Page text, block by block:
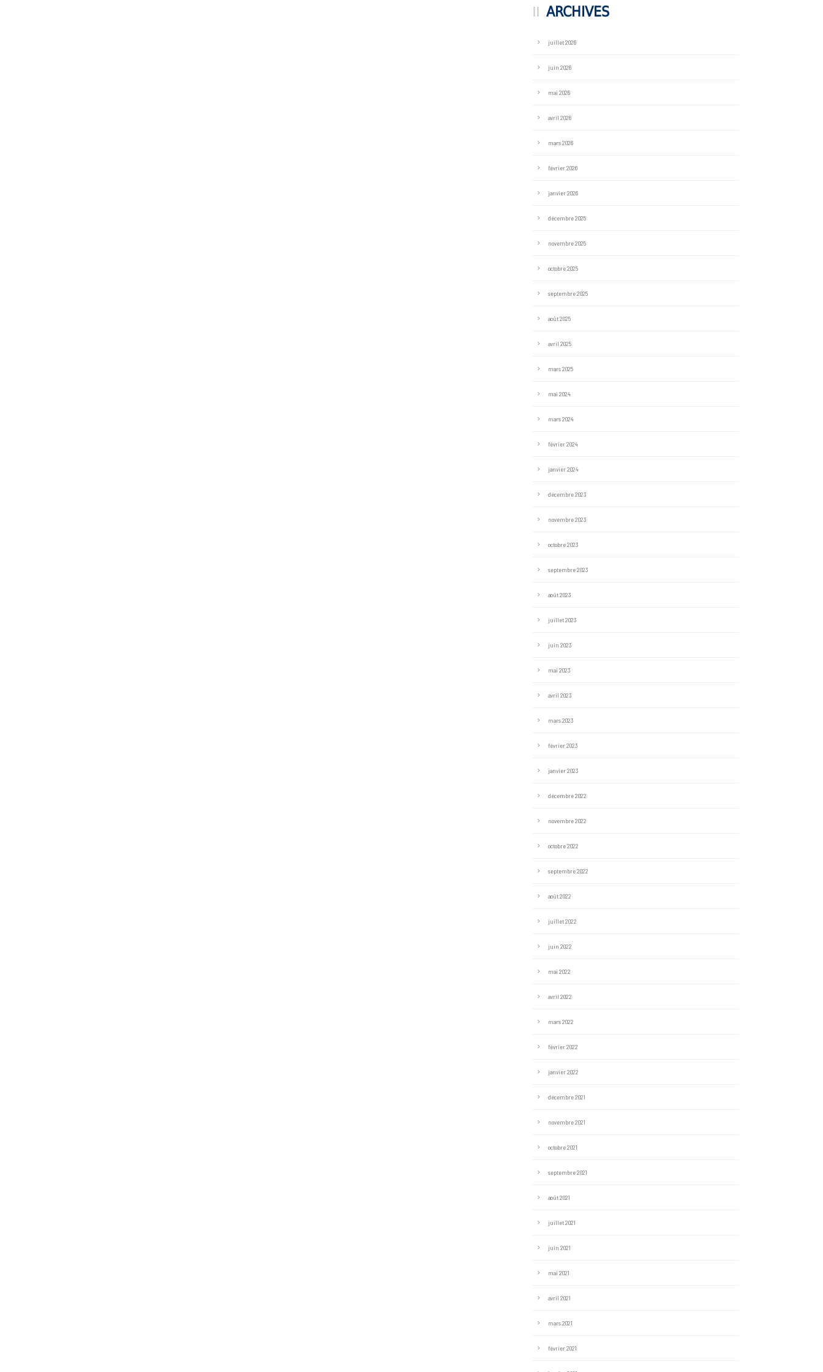
ARCHIVES
juillet 2026
juin 2026
mai 2026
avril 2026
mars 2026
février 2026
janvier 2026
décembre 2025
novembre 2025
octobre 2025
septembre 2025
août 2025
avril 2025
mars 2025
mai 2024
mars 2024
février 2024
janvier 2024
décembre 2023
novembre 2023
octobre 2023
septembre 2023
août 2023
juillet 2023
juin 2023
mai 2023
avril 2023
mars 2023
février 2023
janvier 2023
décembre 2022
novembre 2022
octobre 2022
septembre 2022
août 2022
juillet 2022
juin 2022
mai 2022
avril 2022
mars 2022
février 2022
janvier 2022
décembre 2021
novembre 2021
octobre 2021
septembre 2021
août 2021
juillet 2021
juin 2021
mai 2021
avril 2021
mars 2021
février 2021